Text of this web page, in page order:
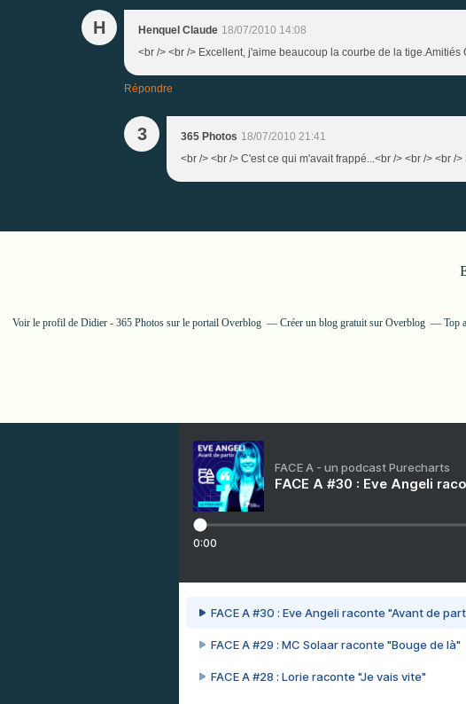
H Henquel Claude 18/07/2010 14:08
<br /> <br /> Excellent, j'aime beaucoup la courbe de la tige.Amitiés
Répondre
3 365 Photos 18/07/2010 21:41
<br /> <br /> C'est ce qui m'avait frappé...<br /> <br /> <br /
Voir le profil de Didier - 365 Photossur le portail Overblog Créer un blog gratuit sur Overblog Top
FACE A - un podcast Purecharts
FACE A #30 : Eve Angeli
0:00
FACE A #30 : Eve Angeli raconte "Avant de
FACE A #29 : MC Solaar raconte "Bouge de là"
FACE A #28 : Lorie raconte "Je vais vite"